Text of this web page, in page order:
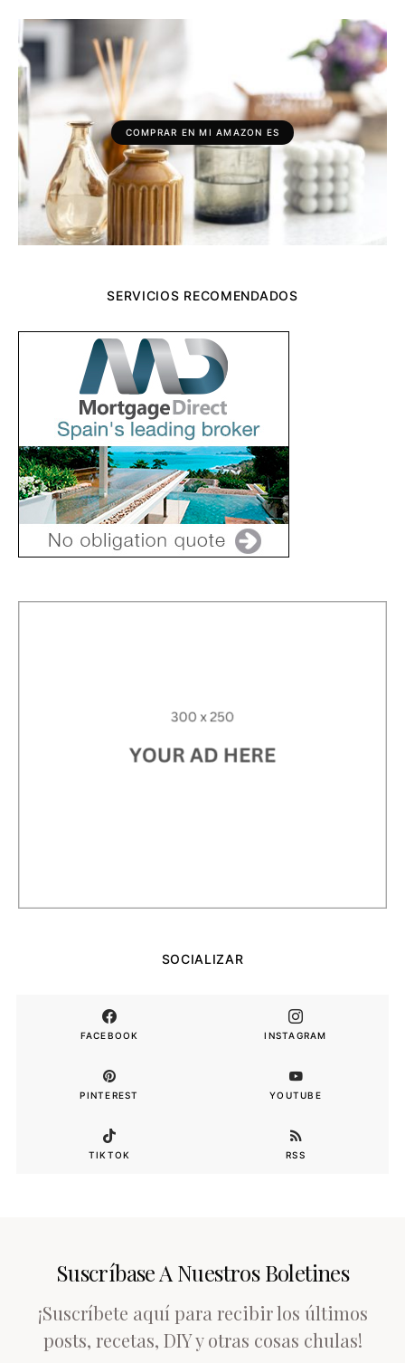
COMPRAR EN MI AMAZON ES
SERVICIOS RECOMENDADOS
SOCIALIZAR
FACEBOOK INSTAGRAM
PINTEREST YOUTUBE
TIKTOK RSS
Suscríbase A Nuestros Boletines
¡Suscríbete aquí para recibir los últimos
posts, recetas, DIY y otras cosas chulas!